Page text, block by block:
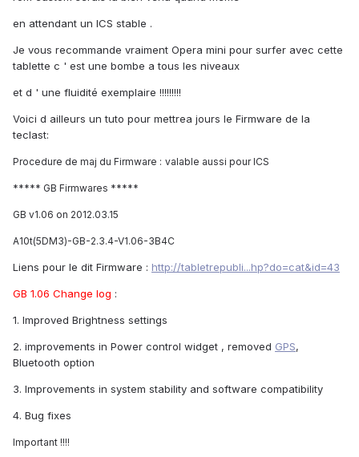
en attendant un ICS stable .
Je vous recommande vraiment Opera mini pour surfer avec cette
tablette c ' est une bombe a tous les niveaux
et d ' une fluidité exemplaire !!!!!!!!!
Voici d ailleurs un tuto pour mettrea jours le Firmware de la
teclast:
Procedure de maj du Firmware : valable aussi pour ICS
***** GB Firmwares *****
GB v1.06 on 2012.03.15
A10t(5DM3)-GB-2.3.4-V1.06-3B4C
Liens pour le dit Firmware : http://tabletrepubli...hp?do=cat&id=43
GB 1.06 Change log :
1. Improved Brightness settings
2. improvements in Power control widget , removed GPS,
Bluetooth option
3. Improvements in system stability and software compatibility
4. Bug fixes
Important !!!!